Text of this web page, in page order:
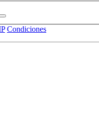
Condiciones